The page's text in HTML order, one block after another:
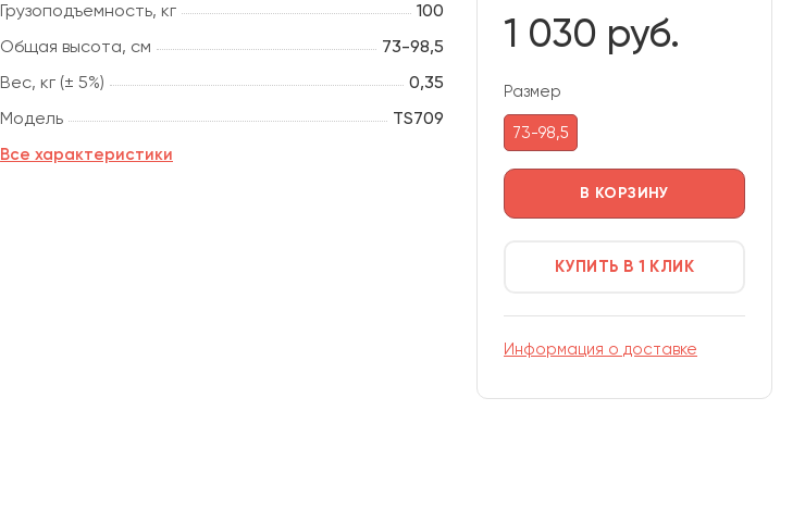
Грузоподъемность, кг
100
Общая высота, см
73-98,5
Вес, кг (± 5%)
0,35
Модель
TS709
Все характеристики
1 030 руб.
Размер
73-98,5
В КОРЗИНУ
КУПИТЬ В 1 КЛИК
Информация о доставке